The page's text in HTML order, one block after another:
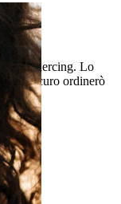
piercing. Lo
Di sicuro ordinerò